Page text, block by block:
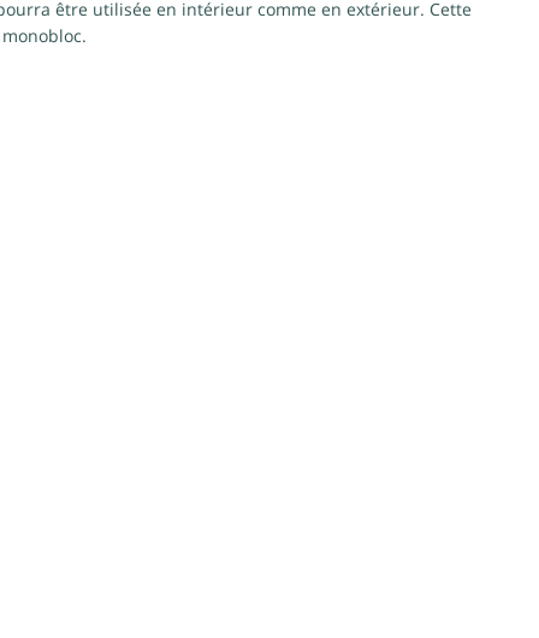
être utilisée en intérieur comme en extérieur. Cette